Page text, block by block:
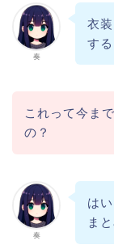
奏
衣
す
これって今ま
の？
奏
は
ま